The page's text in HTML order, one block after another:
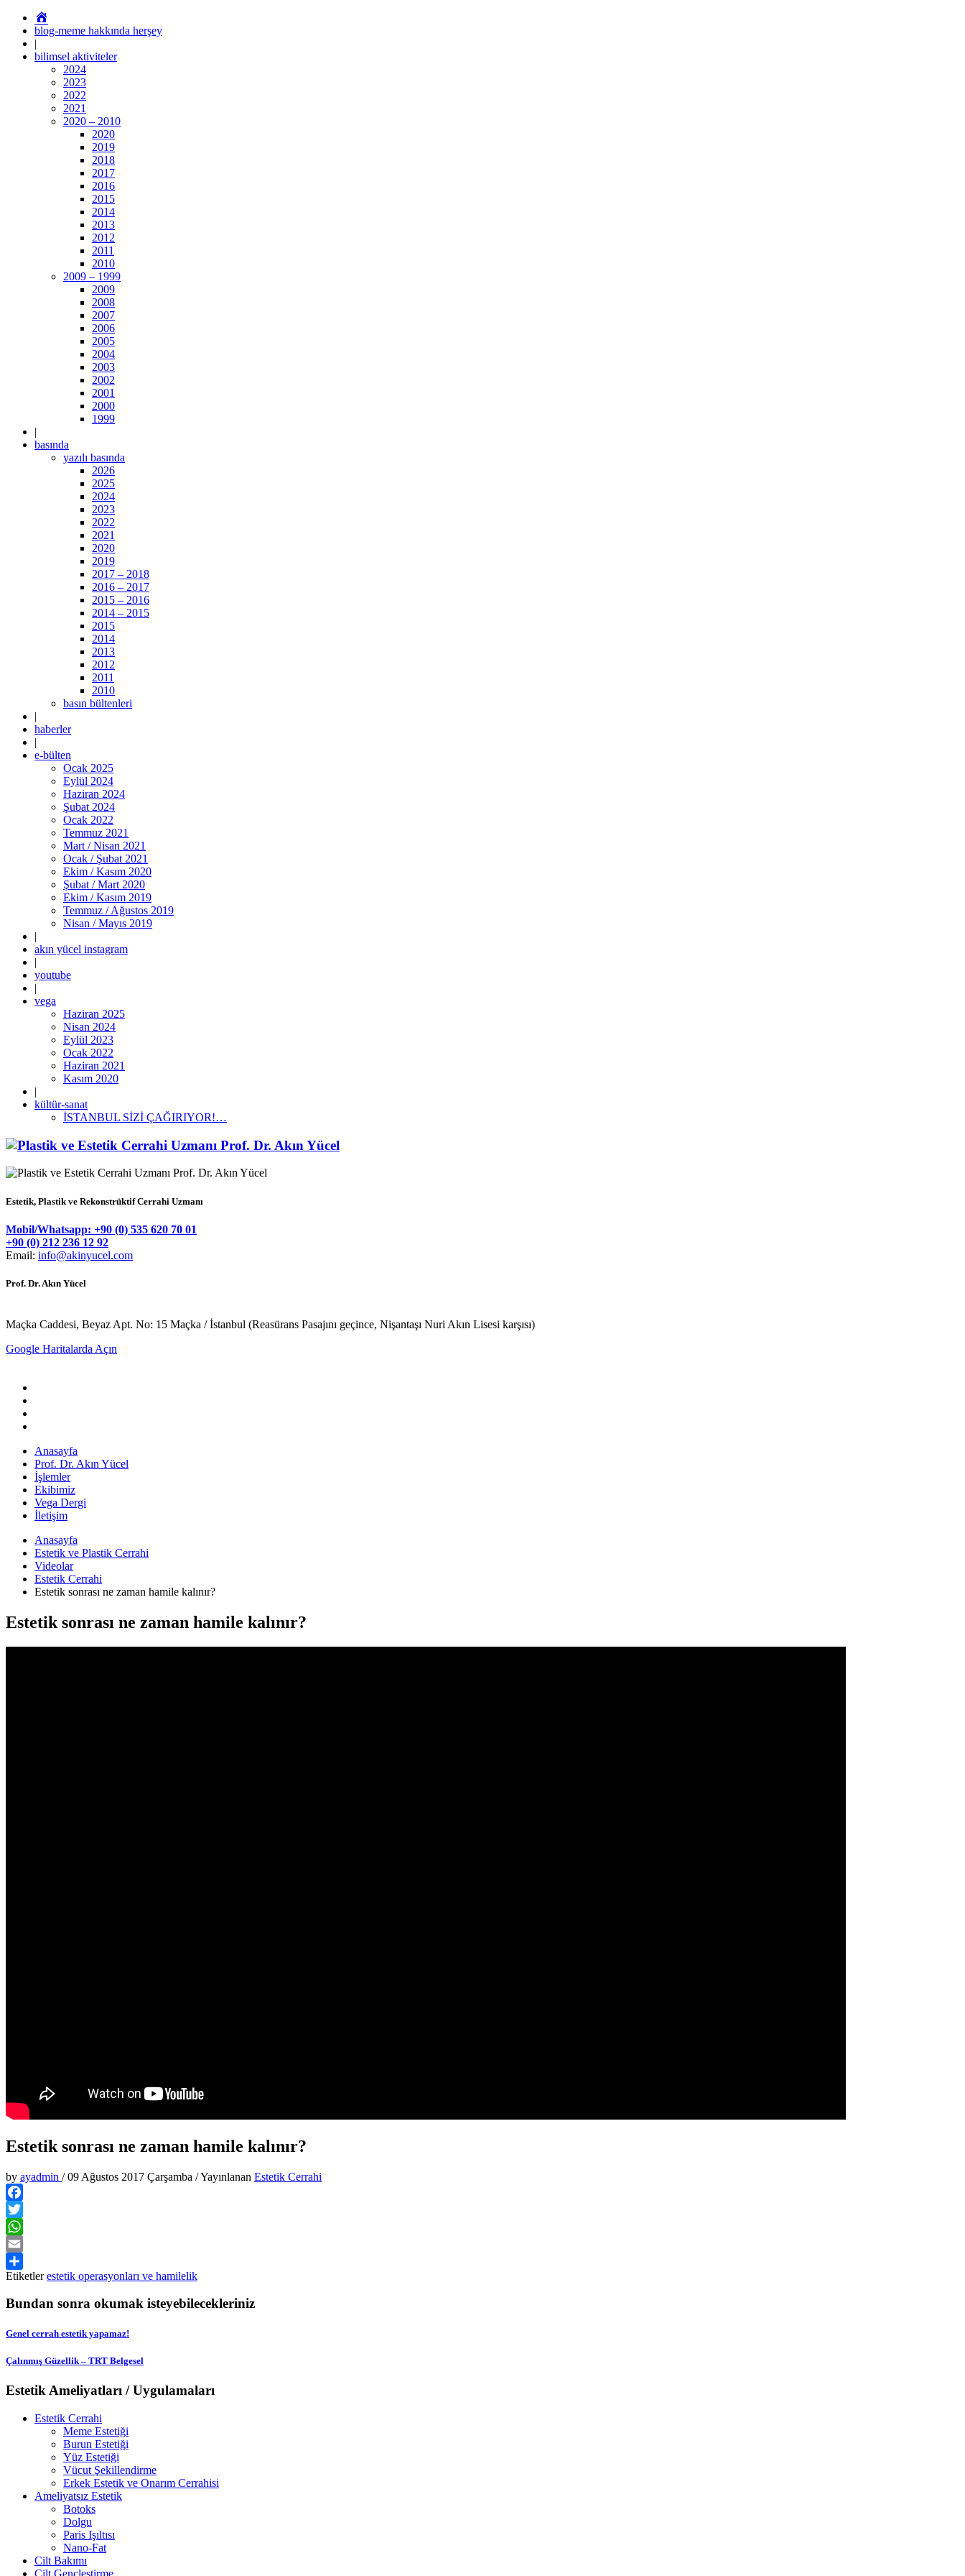
Cerrahi
Plastik
Rekonstrüktif
Cerrahi
Uzmanı
Prof.Dr.
Akın
blog-meme hakkında herşey
|
bilimsel aktiviteler
2024
2023
2022
2021
2020 – 2010
2020
2019
2018
2017
2016
2015
2014
2013
2012
2011
2010
2009 – 1999
2009
2008
2007
2006
2005
2004
2003
2002
2001
2000
1999
|
basında
yazılı basında
2026
2025
2024
2023
2022
2021
2020
2019
2017 – 2018
2016 – 2017
2015 – 2016
2014 – 2015
2015
2014
2013
2012
2011
2010
basın bültenleri
|
haberler
|
e-bülten
Ocak 2025
Eylül 2024
Haziran 2024
Şubat 2024
Ocak 2022
Temmuz 2021
Mart / Nisan 2021
Ocak / Şubat 2021
Ekim / Kasım 2020
Şubat / Mart 2020
Ekim / Kasım 2019
Temmuz / Ağustos 2019
Nisan / Mayıs 2019
|
akın yücel instagram
|
youtube
|
vega
Haziran 2025
Nisan 2024
Eylül 2023
Ocak 2022
Haziran 2021
Kasım 2020
|
kültür-sanat
İSTANBUL SİZİ ÇAĞIRIYOR!…
Estetik, Plastik ve Rekonstrüktif Cerrahi Uzmanı
Mobil/Whatsapp: +90 (0) 535 620 70 01
+90 (0) 212 236 12 92
Email: info@akinyucel.com
Prof. Dr. Akın Yücel
Maçka Caddesi, Beyaz Apt. No: 15 Maçka / İstanbul (Reasürans Pasajını geçince, Nişantaşı Nuri Akın Lisesi karşısı)
Google Haritalarda Açın
Anasayfa
Prof. Dr. Akın Yücel
İşlemler
Ekibimiz
Vega Dergi
İletişim
Anasayfa
Estetik ve Plastik Cerrahi
Videolar
Estetik Cerrahi
Estetik sonrası ne zaman hamile kalınır?
Estetik sonrası ne zaman hamile kalınır?
Estetik sonrası ne zaman hamile kalınır?
by ayadmin /09 Ağustos 2017 Çarşamba /Yayınlanan Estetik Cerrahi
Facebook
Twitter
WhatsApp
Email
Share
Etiketler estetik operasyonları ve hamilelik
Bundan sonra okumak isteyebilecekleriniz
Genel cerrah estetik yapamaz!
Çalınmış Güzellik – TRT Belgesel
Estetik Ameliyatları / Uygulamaları
Estetik Cerrahi
Meme Estetiği
Burun Estetiği
Yüz Estetiği
Vücut Şekillendirme
Erkek Estetik ve Onarım Cerrahisi
Ameliyatsız Estetik
Botoks
Dolgu
Paris Işıltısı
Nano-Fat
Cilt Bakımı
Cilt Gençleştirme